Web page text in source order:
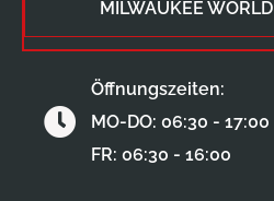
MILWAUKEE WORLD
Öffnungszeiten:
MO-DO: 06:30 - 17:00
FR: 06:30 - 16:00